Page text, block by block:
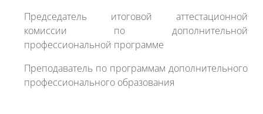
Председатель итоговой аттестационной
комиссии по дополнительной
профессиональной программе
Преподаватель по программам дополнительного
профессионального образования